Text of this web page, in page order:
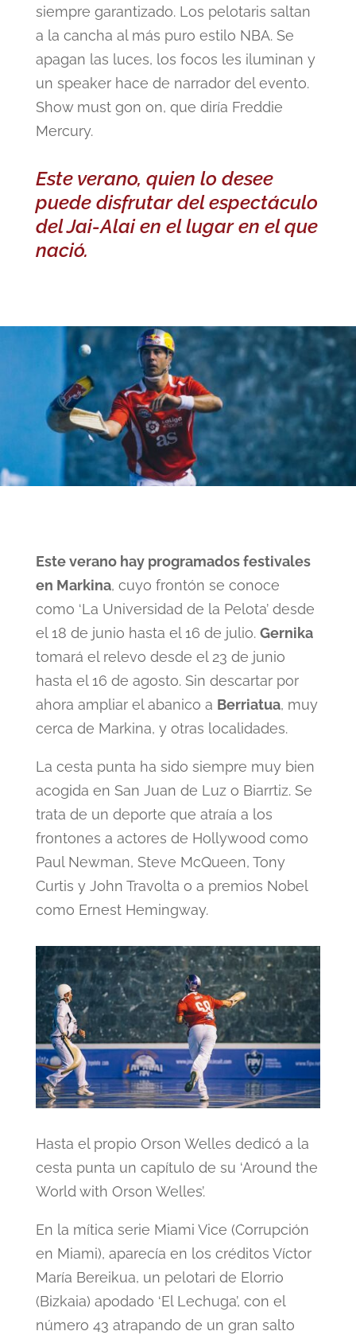
siempre garantizado. Los pelotaris saltan
a la cancha al más puro estilo NBA. Se
apagan las luces, los focos les iluminan y
un speaker hace de narrador del evento.
Show must gon on, que diría Freddie
Mercury.
Este verano, quien lo desee
puede disfrutar del espectáculo
del Jai-Alai en el lugar en el que
nació.
Este verano hay programados festivales
en Markina, cuyo frontón se conoce
como ‘La Universidad de la Pelota’ desde
el 18 de junio hasta el 16 de julio. Gernika
tomará el relevo desde el 23 de junio
hasta el 16 de agosto. Sin descartar por
ahora ampliar el abanico a Berriatua, muy
cerca de Markina, y otras localidades.
La cesta punta ha sido siempre muy bien
acogida en San Juan de Luz o Biarrtiz. Se
trata de un deporte que atraía a los
frontones a actores de Hollywood como
Paul Newman, Steve McQueen, Tony
Curtis y John Travolta o a premios Nobel
como Ernest Hemingway.
Hasta el propio Orson Welles dedicó a la
cesta punta un capítulo de su ‘Around the
World with Orson Welles’.
En la mítica serie Miami Vice (Corrupción
en Miami), aparecía en los créditos Víctor
María Bereikua, un pelotari de Elorrio
(Bizkaia) apodado ‘El Lechuga’, con el
número 43 atrapando de un gran salto